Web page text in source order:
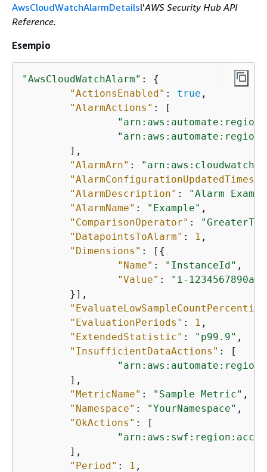
AwsCloudWatchAlarmDetailsl'AWS Security Hub API
Reference.
Esempio
"AwsCloudWatchAlarm" : {
"ActionsEnabled" : true ,
"AlarmActions" : [
"AlarmArn" :
"AlarmDescription" :
"Alarm
"AlarmName" : "Example" ,
"ComparisonOperator" :
"DatapointsToAlarm" : 1 ,
"Dimensions" : [ {
"Name" : "InstanceId" ,
"Value" :
"i-
"EvaluationPeriods" : 1 ,
"ExtendedStatistic" : "p99.9" ,
"InsufficientDataActions" : [
"MetricName" : "Sample Metric" ,
"Namespace" : "YourNamespace" ,
"OkActions" : [
"Period" : 1 ,